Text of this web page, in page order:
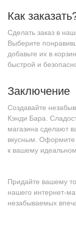
Как
Сделать заказ в
Выберите
добавьте их в
быстрой и
Заключение
Создавайте
Кэнди Бара.
магазина сделают
вкусным. Оформите
к вашему
Придайте вашему
нашего интернет-
незабываемых